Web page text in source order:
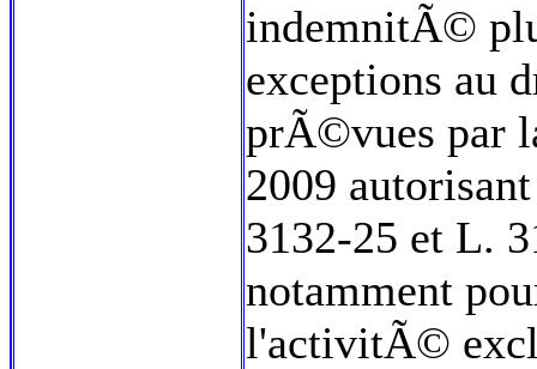
indemnitÃ©
exceptions au
prÃ©vues par
2009
3132-25 et L.
notamment
l'activitÃ©